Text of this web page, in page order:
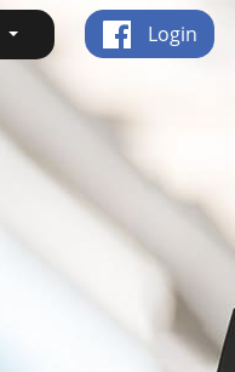
Login